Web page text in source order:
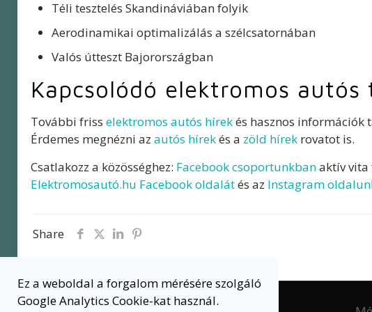
Téli tesztelés Skandináviában folyik
Aerodinamikai optimalizálás a szélcsatornában
Valós útteszt Bajorországban
Kapcsolódó elektromos autós
További friss elektromos autós hírekés hasznos információk
Érdemes megnézni az autós hírekés a zöld hírekrovatot is.
Csatlakozz a közösséghez: Facebook csoportunkbanaktív vita
Elektromosautó.hu Facebook oldalátés az Instagram
Share
Ez a weboldal a forgalom mérésére szolgáló
Google Analytics Cookie-kat használ.